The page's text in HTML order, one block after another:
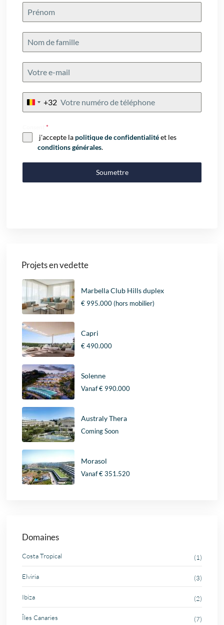
Belgium
+32
Consent*
j'accepte la politique de confidentialitéet les
conditions générales.
Soumettre
Projets en vedette
Marbella Club Hills duplex
€ 995.000(hors mobilier)
Capri
€ 490.000
Solenne
Vanaf€ 990.000
Australy Thera
Coming Soon
Morasol
Vanaf€ 351.520
Domaines
Costa Tropical (1)
Elviria (3)
Ibiza (2)
Îles Canaries (7)